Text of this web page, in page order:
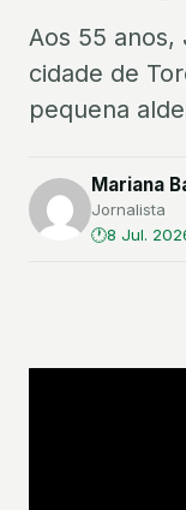
Aos 55 anos,
cidade de
pequena
Mariana
Jornalista
8 Jul.